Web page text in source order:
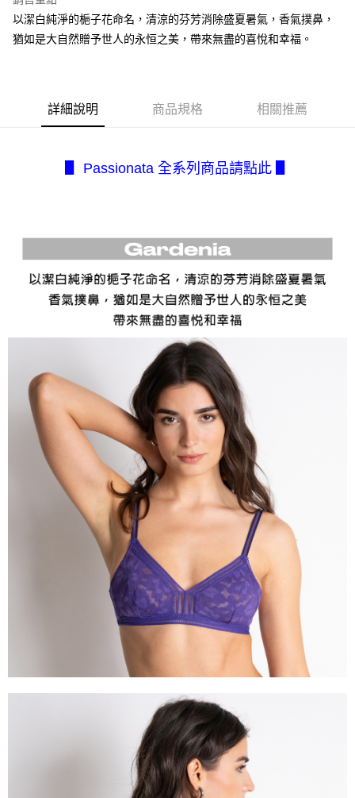
台灣樂天信用卡公司
2.付款方式選擇「大哥付你分期」，訂單成立後會自動跳轉到大哥付的交易
流程，驗證手機門號後，選擇欲分期的期數、繳款截止日，確認付款後即完
法說明評估內容。
【繳款方式說明】
2.透過簡訊連結打開帳單後，可選擇「超商條碼／台灣大直營門市／銀行轉
用戶於交易時，得透過本服務購買商品或服務，並由商店將買賣／分期付款
買賣價金債權讓與本公司後，依約使用本公司帳單繳交帳款。
資料（包含姓名、電話或地址）提供予台灣大哥大進項蒐集、處理及利用，
由本公司與您本人進行分期帳單所需資料之確認、核對及更正。
AFTEE先享後付
相關說明
【關於「AFTEE先享後付」】
２．便利：只要手機號碼，簡訊認證，即可結帳。
３．安心：先確認商品／服務後，再付款。
１．於結帳方式選擇「AFTEE先享後付」後，將跳轉至「AFTEE先享後付」
結帳頁面，進行簡訊認證並確認金額後，即可完成結帳。
購買商品的店家。未經商家同意取消之訂單仍視為有效，需透過AFTEE先享
後付繳納相關費用。
※ 交易是否成功請以「AFTEE先享後付 」之結帳頁面顯示為準，若有關於
是否繳費成功／繳費後需取消欲退款等相關疑問，請聯繫「AFTEE先享後付
客戶支援中心」https://netprotections.freshdesk.com/support/home
１．透過由恩沛科技股份有限公司提供之「AFTEE先享後付」服務完成之交
易，需依本服務之必要範圍內提供個人資料，並將交易相關給付款項請求債
權轉讓予恩沛科技股份有限公司。
２．關於個人資料處理事宜，請瀏覽以下網址：
https://aftee.tw/terms/#terms3
３．未成年的使用者請事先徵得法定代理人或監護人之同意方可使用
「AFTEE先享後付」，若未經同意申辦者引起之損失，本公司不負相關責
４．使用「AFTEE先享後付」時，將依據個別帳號之用戶狀況，依本公司即
時審查核予不同之上限額度；若仍有額度不足之情形，本公司將視審查結果
請求用戶進行身份認證。
５．嚴禁一人註冊多個帳號或使用他人資訊註冊。若發現惡意使用之情形，
恩沛科技股份有限公司將有權停止該用戶之使用額度並採取法律行動。
每筆NT$80，滿NT$2,500(含以上)免運費
每筆NT$80，滿NT$2,500(含以上)免運費
每筆NT$80，滿NT$2,500(含以上)免運費
宅配(不含釣魚台列嶼、東沙、南沙、虎井島、桶盤島、望安、七
美、白沙、烈嶼、烏坵、蘭嶼)
每筆NT$200
以潔白純淨的梔子花命名，清涼的芬芳消除盛夏暑氣，香氣撲鼻，
猶如是大自然贈予世人的永恒之美，帶來無盡的喜悅和幸福。
詳細說明 商品規格 相關推薦
▋ Passionata 全系列商品請點此 ▋